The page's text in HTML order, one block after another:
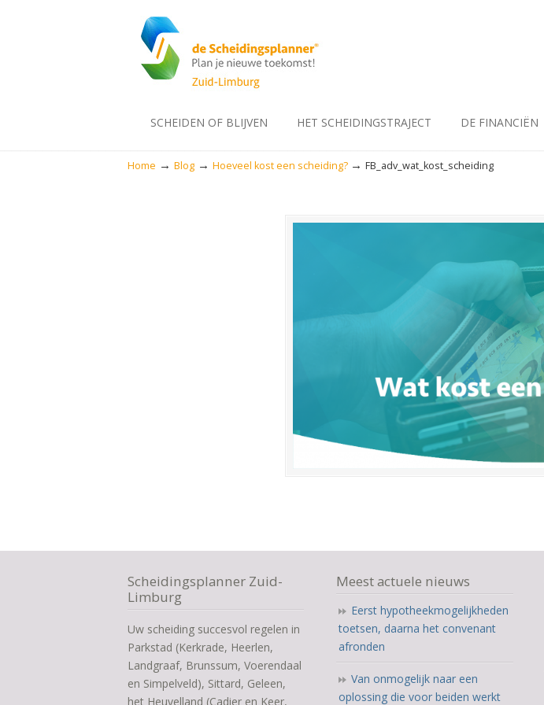
SCHEIDEN OF BLIJVEN HET SCHEIDINGSTRAJECT DE FINANCIËN
Home → Blog → Hoeveel kost een scheiding? → FB_adv_wat_kost_scheiding
Scheidingsplanner Zuid-
Limburg
Uw scheiding succesvol regelen in
Parkstad (Kerkrade, Heerlen,
Landgraaf, Brunssum, Voerendaal
en Simpelveld), Sittard, Geleen,
het Heuvelland (Cadier en Keer,
Meest actuele nieuws
Eerst hypotheekmogelijkheden
toetsen, daarna het convenant
afronden
Van onmogelijk naar een
oplossing die voor beiden werkt